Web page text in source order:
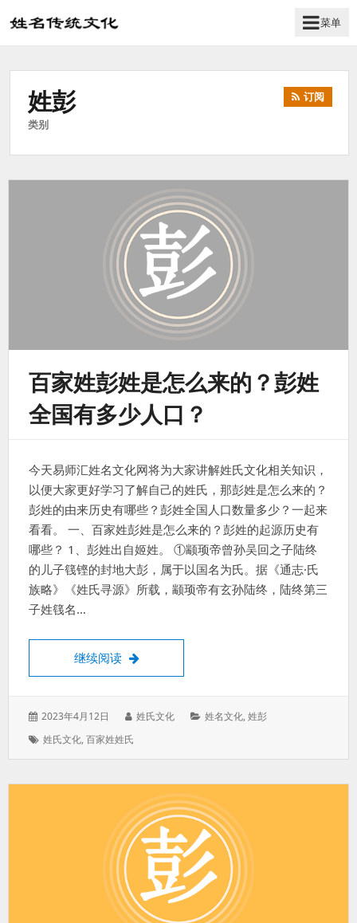
姓
姓
菜单
姓彭
类别
订阅
百家姓彭姓是怎么来的？彭姓
全国有多少人口？
今天易师汇姓名文化网将为大家讲解姓氏文化相关知识，
以便大家更好学习了解自己的姓氏，那彭姓是怎么来的？
彭姓的由来历史有哪些？彭姓全国人口数量多少？一起来
看看。 一、百家姓彭姓是怎么来的？彭姓的起源历史有
哪些？ 1、彭姓出自姬姓。 ①颛顼帝曾孙吴回之子陆终
的儿子篯铿的封地大彭，属于以国名为氏。据《通志·氏
族略》《姓氏寻源》所载，颛顼帝有玄孙陆终，陆终第三
子姓篯名…
继续阅读 百家姓彭姓是怎么来的？彭姓全国有多少人
发
于：
2023年4月12日
作
姓氏文化
分
姓名文化,姓彭
标
姓氏文化,百家姓姓氏